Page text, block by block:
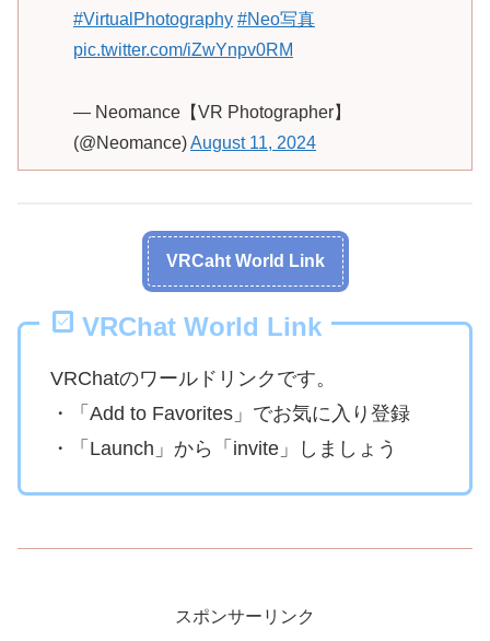
#VirtualPhotography #Neo写真
pic.twitter.com/iZwYnpv0RM
— Neomance【VR Photographer】
(@Neomance)August 11, 2024
VRCaht World Link
VRChat World Link
VRChatのワールドリンクです。
・「Add to Favorites」でお気に入り登録
・「Launch」から「invite」しましょう
スポンサーリンク